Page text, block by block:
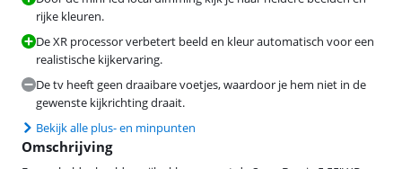
rijke kleuren.
De XR processor verbetert beeld en kleur automatisch voor een
realistische kijkervaring.
De tv heeft geen draaibare voetjes, waardoor je hem niet in de
gewenste kijkrichting draait.
Bekijk alle plus- en minpunten
Omschrijving